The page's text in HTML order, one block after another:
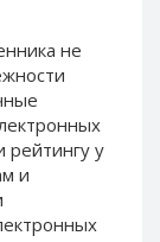
не
рейтингу у
и
USD
RUB
EUR
USD
EUR
USD